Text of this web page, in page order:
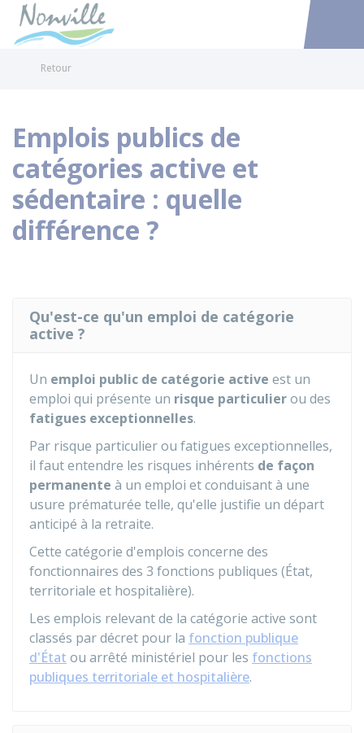
Accéder
Retour
Emplois publics de
catégories active et
sédentaire : quelle
différence ?
Qu'est-ce qu'un emploi de catégorie
active ?
Un emploi public de catégorie active est un
emploi qui présente un risque particulierou des
fatigues exceptionnelles.
Par risque particulier ou fatigues exceptionnelles,
il faut entendre les risques inhérents de façon
permanente à un emploi et conduisant à une
usure prématurée telle, qu'elle justifie un départ
anticipé à la retraite.
Cette catégorie d'emplois concerne des
fonctionnaires des 3 fonctions publiques (État,
territoriale et hospitalière).
Les emplois relevant de la catégorie active sont
classés par décret pour la fonction publique
d'État ou arrêté ministériel pour les fonctions
publiques territoriale et hospitalière.